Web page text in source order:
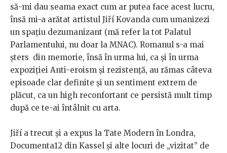
să-mi dau seama exact cum ar putea face acest lucru,
însă mi-a arătat artistul Jiří Kovanda cum umanizezi
un spațiu dezumanizant (mă refer la tot Palatul
Parlamentului, nu doar la MNAC). Romanul s-a mai
șters din memorie, însă în urma lui, ca și în urma
expoziției Anti-eroism și rezistență, au rămas câteva
episoade clar definite și un sentiment extrem de
plăcut, ca un high reconfortant ce persistă mult timp
după ce te-ai întâlnit cu arta.
Jiří a trecut și a expus la Tate Modern în Londra,
Documenta12 din Kassel și alte locuri de „vizitat” de